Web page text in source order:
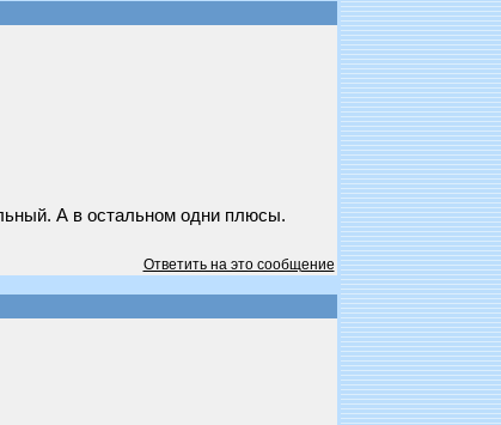
А в остальном одни плюсы.
Ответить на это сообщение